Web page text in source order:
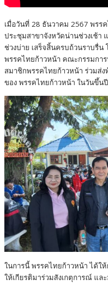
เมื่อวันที่ 28 ธันวาคม 2567 พรร
ประชุมสาขาจังหวัดน่านช่วงเช้า
ช่วงบ่าย เสร็จสิ้นครบถ้วนราบรื่
พรรคไทยก้าวหน้า คณะกรรมกา
สมาชิกพรรคไทยก้าวหน้า ร่วมส่
ของ พรรคไทยก้าวหน้า ในวันขึ้น
ในการนี้ พรรคไทยก้าวหน้า ได้ใ
ให้เกียรติมาร่วมสังเกตุการณ์ แล